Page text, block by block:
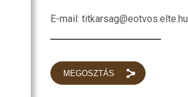
E-mail: titkarsag@eotvos.elte.hu
MEGOSZTÁS